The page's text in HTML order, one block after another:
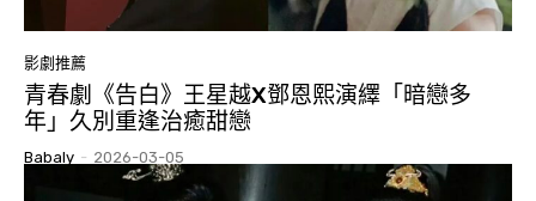
影劇推薦
青春劇《告白》王星越X鄧恩熙演繹「暗戀多
年」久別重逢治癒甜戀
Babaly - 2026-03-05